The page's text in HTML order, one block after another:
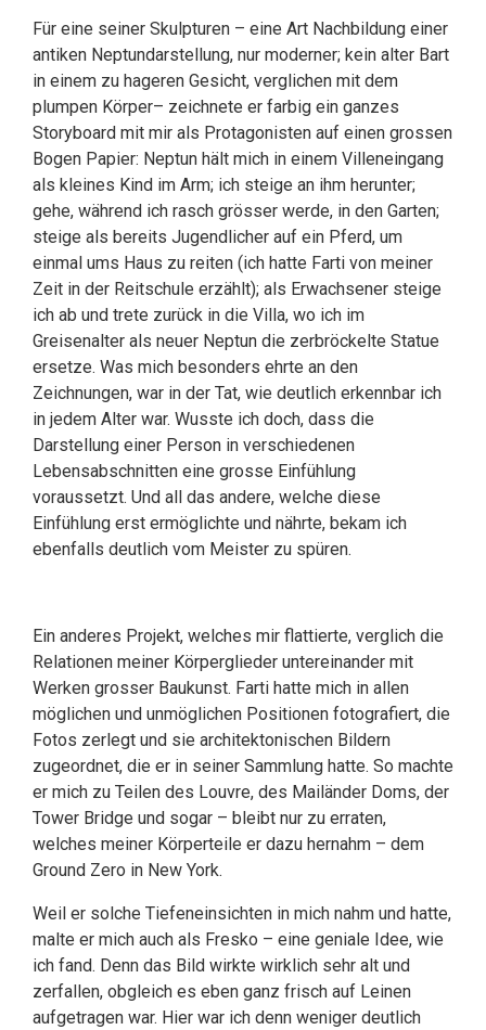
Für eine seiner Skulpturen – eine Art Nachbildung einer
antiken Neptundarstellung, nur moderner; kein alter Bart
in einem zu hageren Gesicht, verglichen mit dem
plumpen Körper– zeichnete er farbig ein ganzes
Storyboard mit mir als Protagonisten auf einen grossen
Bogen Papier: Neptun hält mich in einem Villeneingang
als kleines Kind im Arm; ich steige an ihm herunter;
gehe, während ich rasch grösser werde, in den Garten;
steige als bereits Jugendlicher auf ein Pferd, um
einmal ums Haus zu reiten (ich hatte Farti von meiner
Zeit in der Reitschule erzählt); als Erwachsener steige
ich ab und trete zurück in die Villa, wo ich im
Greisenalter als neuer Neptun die zerbröckelte Statue
ersetze. Was mich besonders ehrte an den
Zeichnungen, war in der Tat, wie deutlich erkennbar ich
in jedem Alter war. Wusste ich doch, dass die
Darstellung einer Person in verschiedenen
Lebensabschnitten eine grosse Einfühlung
voraussetzt. Und all das andere, welche diese
Einfühlung erst ermöglichte und nährte, bekam ich
ebenfalls deutlich vom Meister zu spüren.
Ein anderes Projekt, welches mir flattierte, verglich die
Relationen meiner Körperglieder untereinander mit
Werken grosser Baukunst. Farti hatte mich in allen
möglichen und unmöglichen Positionen fotografiert, die
Fotos zerlegt und sie architektonischen Bildern
zugeordnet, die er in seiner Sammlung hatte. So machte
er mich zu Teilen des Louvre, des Mailänder Doms, der
Tower Bridge und sogar – bleibt nur zu erraten,
welches meiner Körperteile er dazu hernahm – dem
Ground Zero in New York.
Weil er solche Tiefeneinsichten in mich nahm und hatte,
malte er mich auch als Fresko – eine geniale Idee, wie
ich fand. Denn das Bild wirkte wirklich sehr alt und
zerfallen, obgleich es eben ganz frisch auf Leinen
aufgetragen war. Hier war ich denn weniger deutlich